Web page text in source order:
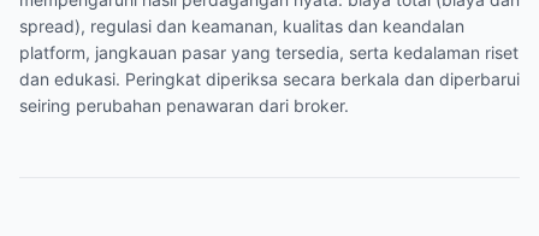
spread), regulasi dan keamanan, kualitas dan keandalan
platform, jangkauan pasar yang tersedia, serta kedalaman riset
dan edukasi. Peringkat diperiksa secara berkala dan diperbarui
seiring perubahan penawaran dari broker.